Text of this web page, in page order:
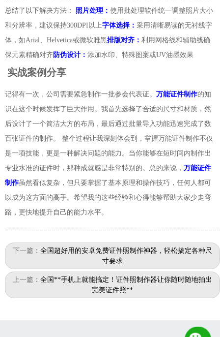
总结了以下解决方法： 照片处理： 使用批处理软件统一调整照片大小
和分辨率，建议保持300DPI以上字体选择： 采用清晰易读的无衬线字
体，如Arial、Helvetica或微软雅黑排版对齐： 利用网格线和辅助线确
保元素精确对齐 防伪设计： 添加水印、特殊图案或UV油墨效果
实战案例分享
记得有一次，公司需要紧急制作一批参会代表证。 万能证件制作的知
识在这个时候发挥了巨大作用。我首先选择了合适的尺寸和材质，然
后设计了一个简洁大方的布局，最后通过批量导入功能迅速完成了数
百张证件的制作。 整个过程让我深刻体会到，掌握万能证件制作不仅
是一项技能，更是一种解决问题的能力。当你能够在短时间内制作出
专业水准的证件时，那种成就感是非常特别的。总的来说， 万能证件
制作虽然看似复杂，但只要掌握了基本原理和操作技巧，任何人都可
以成为这方面的高手。希望我的这些经验和心得能够帮助大家少走弯
路，更快地提升自己的能力水平。
下一篇： 全国超好用的安卓免费证件照制作神器，轻松搞定各种尺
寸要求
上一篇： 全国**手机上就能搞定！证件照制作器让你随时随地拍出
完美证件照**